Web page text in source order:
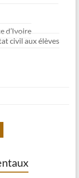
d’Ivoire
civil aux élèves